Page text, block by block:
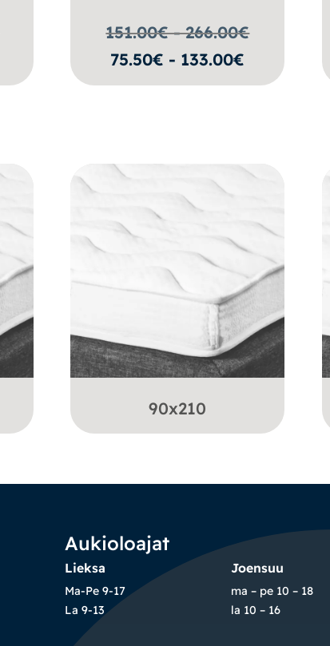
151.00€ - 266.00€
75.50€ - 133.00€
90x210
Aukioloajat
Lieksa
Ma-Pe 9-17
La 9-13
Joensuu
ma – pe 10 – 18
la 10 – 16